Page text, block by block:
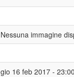
Nessuna immagine
gio 16 feb 2017 -